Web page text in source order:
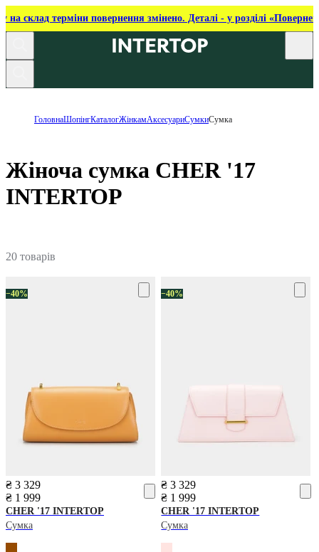
на склад терміни повернення змінено. Деталі - у розділі
ГоловнаШопінгКаталогЖінкамАксесуариСумкиСумка
Жіноча сумка CHER '17
INTERTOP
20 товарів
−40%
₴ 3 329
₴ 1 999
CHER '17 INTERTOP
Сумка
−40%
₴ 3 329
₴ 1 999
CHER '17 INTERTOP
Сумка